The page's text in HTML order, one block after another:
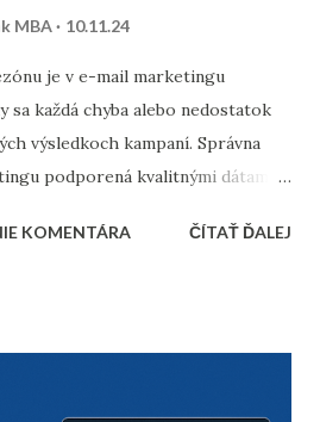
MBA 10.11.24
je v e-mail marketingu
sa každá chyba alebo nedostatok
výsledkoch kampaní. Správna
podporená kvalitnými dátami a
aj vysokú spokojnosť zákazníkov.
používateľov, starých alebo
KOMENTÁRA ČÍTAŤ ĎALEJ